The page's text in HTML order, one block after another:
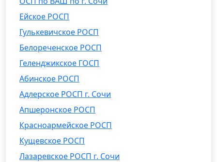
Ейское РОСП
Гулькевичское РОСП
Белореченское РОСП
Геленджикское ГОСП
Абинское РОСП
Адлерское РОСП г. Сочи
Апшеронское РОСП
Красноармейское РОСП
Кущевское РОСП
Лазаревское РОСП г. Сочи